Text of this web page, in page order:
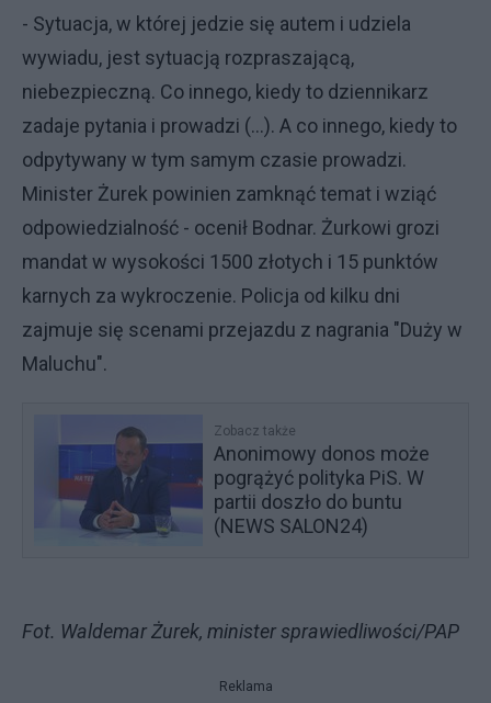
- Sytuacja, w której jedzie się autem i udziela
wywiadu, jest sytuacją rozpraszającą,
niebezpieczną. Co innego, kiedy to dziennikarz
zadaje pytania i prowadzi (...). A co innego, kiedy to
odpytywany w tym samym czasie prowadzi.
Minister Żurek powinien zamknąć temat i wziąć
odpowiedzialność - ocenił Bodnar. Żurkowi grozi
mandat w wysokości 1500 złotych i 15 punktów
karnych za wykroczenie. Policja od kilku dni
zajmuje się scenami przejazdu z nagrania "Duży w
Maluchu".
Zobacz także
Anonimowy donos może
pogrążyć polityka PiS. W
partii doszło do buntu
(NEWS SALON24)
Fot. Waldemar Żurek, minister sprawiedliwości/PAP
Reklama